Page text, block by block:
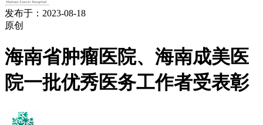
发布于：2023-08-18
原创
海南省肿瘤医院、海南成美医
院一批优秀医务工作者受表彰